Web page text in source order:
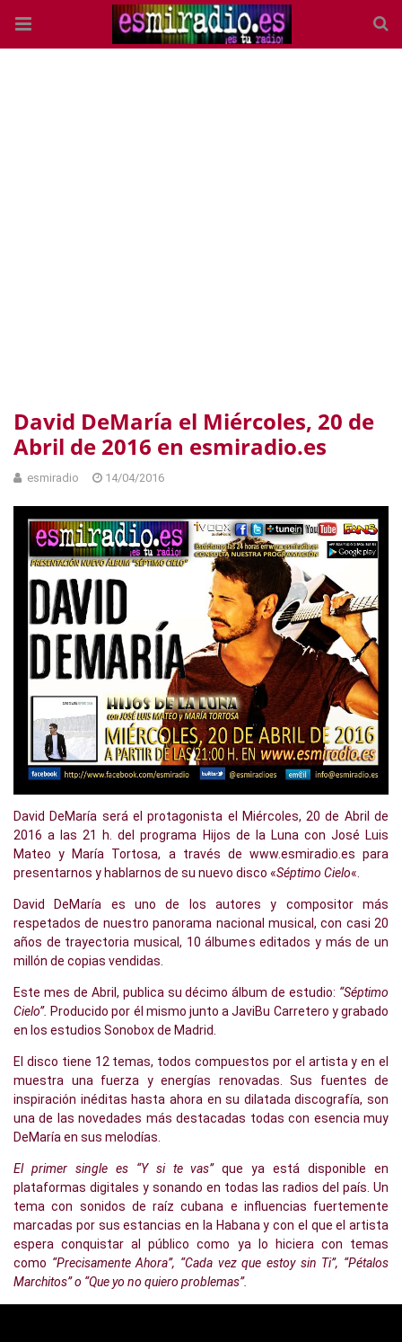
David DeMaría el Miércoles, 20 de
Abril de 2016 en esmiradio.es
esmiradio 14/04/2016
David DeMaría será el protagonista el Miércoles, 20 de Abril de
2016 a las 21 h. del programa Hijos de la Luna con José Luis
Mateo y María Tortosa, a través de www.esmiradio.es para
presentarnos y hablarnos de su nuevo disco «Séptimo Cielo«.
David DeMaría es uno de los autores y compositor más
respetados de nuestro panorama nacional musical, con casi 20
años de trayectoria musical, 10 álbumes editados y más de un
millón de copias vendidas.
Este mes de Abril, publica su décimo álbum de estudio: “Séptimo
Cielo”. Producido por él mismo junto a JaviBu Carretero y grabado
en los estudios Sonobox de Madrid.
El disco tiene 12 temas, todos compuestos por el artista y en el
muestra una fuerza y energías renovadas. Sus fuentes de
inspiración inéditas hasta ahora en su dilatada discografía, son
una de las novedades más destacadas todas con esencia muy
DeMaría en sus melodías.
El primer single es “Y si te vas”que ya está disponible en
plataformas digitales y sonando en todas las radios del país. Un
tema con sonidos de raíz cubana e influencias fuertemente
marcadas por sus estancias en la Habana y con el que el artista
espera conquistar al público como ya lo hiciera con temas
como “Precisamente Ahora”, “Cada vez que estoy sin Ti”, “Pétalos
Marchitos” o “Que yo no quiero problemas”.